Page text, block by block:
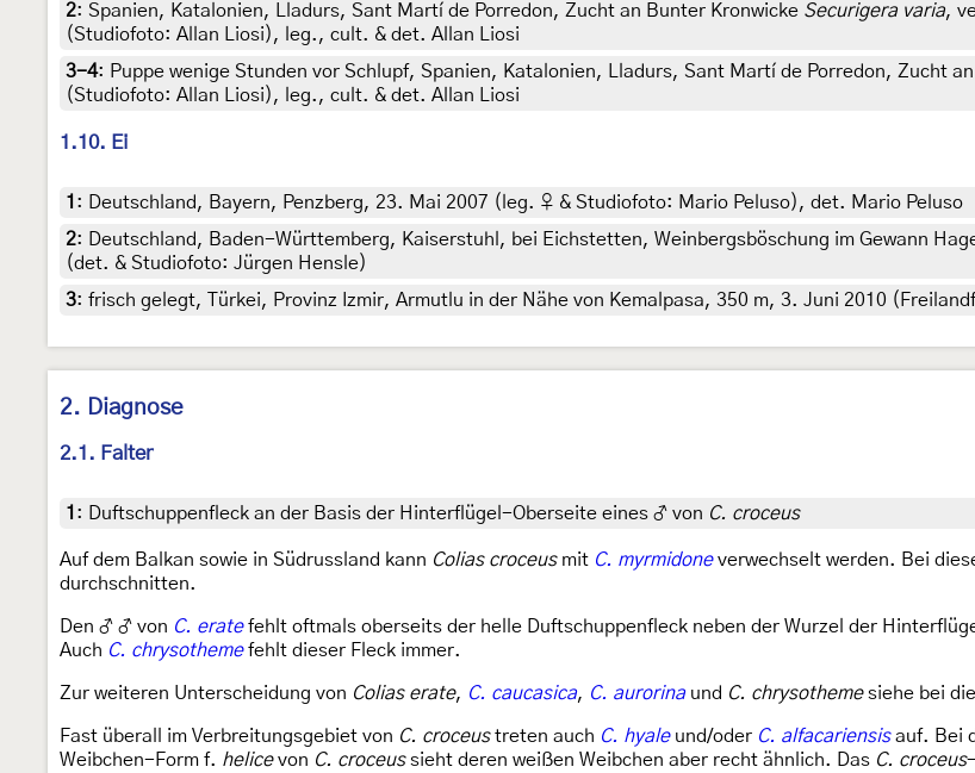
2: Spanien, Katalonien, Lladurs, Sant Martí de Porredon, Zucht an Bunter Kronwicke Securigera varia,
(Studiofoto: Allan Liosi), leg., cult. & det. Allan Liosi
3-4: Puppe wenige Stunden vor Schlupf, Spanien, Katalonien, Lladurs, Sant Martí de Porredon, Zucht
(Studiofoto: Allan Liosi), leg., cult. & det. Allan Liosi
1.10. Ei
1 : Deutschland, Bayern, Penzberg, 23. Mai 2007 (leg. ♀ & Studiofoto: Mario Peluso), det. Mario Peluso
2: Deutschland, Baden-Württemberg, Kaiserstuhl, bei Eichstetten, Weinbergsböschung im Gewann
(det. & Studiofoto: Jürgen Hensle)
3: frisch gelegt, Türkei, Provinz Izmir, Armutlu in der Nähe von Kemalpasa, 350 m, 3. Juni 2010
2. Diagnose
2.1. Falter
1 : Duftschuppenfleck an der Basis der Hinterflügel-Oberseite eines ♂ von C. croceus
Auf dem Balkan sowie in Südrussland kann Colias croceusmit C. myrmidoneverwechselt werden. Bei
durchschnitten.
Den ♂ ♂ von C. eratefehlt oftmals oberseits der helle Duftschuppenfleck neben der Wurzel der
Auch C. chrysothemefehlt dieser Fleck immer.
Zur weiteren Unterscheidung von Colias erate, C. caucasica, C. aurorinaund C. chrysothemesiehe bei
Fast überall im Verbreitungsgebiet von C. croceustreten auch C. hyaleund/oder C. alfacariensisauf. Bei
Weibchen-Form f. helicevon C. croceussieht deren weißen Weibchen aber recht ähnlich. Das C. croceus